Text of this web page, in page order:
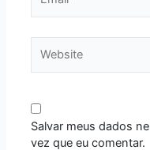
Salvar meus dados
vez que eu comentar.